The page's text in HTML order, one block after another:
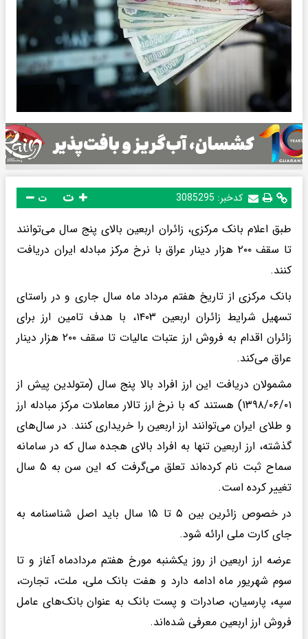
کدخبر: 3085295 ت
طبق اعلام بانک مرکزی، زائران اربعین بالای پنج سال می‌توانند
تا سقف ۲۰۰ هزار دینار عراق با نرخ مرکز مبادله ایران دریافت
کنند.
بانک مرکزی از تاریخ هفتم مرداد ماه سال جاری و در راستای
تسهیل شرایط زائران اربعین ۱۴۰۳، با هدف تامین ارز برای
زائران اقدام به فروش ارز عتبات عالیات تا سقف ۲۰۰ هزار دینار
عراق می‌کند.
مشمولان دریافت این ارز افراد بالا پنج سال (متولدین پیش از
۱۳۹۸/۰۶/۰۱) هستند که با نرخ ارز تالار معاملات مرکز مبادله ارز
و طلای ایران می‌توانند ارز اربعین را خریداری کنند. در سال‌های
گذشته، ارز اربعین تنها به افراد بالای هجده سال که در سامانه
سماح ثبت نام کرده‌اند تعلق می‌گرفت که این سن به ۵ سال
تغییر کرده است.
در خصوص زائرین بین ۵ تا ۱۵ سال باید اصل شناسنامه به
جای کارت ملی ارائه شود.
عرضه ارز اربعین از روز یکشنبه مورخ هفتم مردادماه آغاز و تا
سوم شهریور ماه ادامه دارد و هفت بانک ملی، ملت، تجارت،
سپه، پارسیان، صادرات و پست بانک به عنوان بانک‌های عامل
فروش ارز اربعین معرفی شده‌اند.